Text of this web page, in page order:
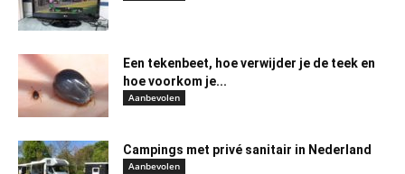
Een tekenbeet, hoe verwijder je de teek en
hoe voorkom je...
Aanbevolen
Campings met privé sanitair in Nederland
Aanbevolen